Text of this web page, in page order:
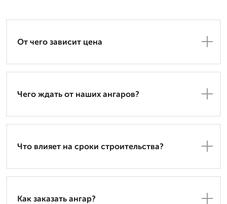
От чего зависит цена
Чего ждать от наших ангаров?
Что влияет на сроки строительства?
Как заказать ангар?